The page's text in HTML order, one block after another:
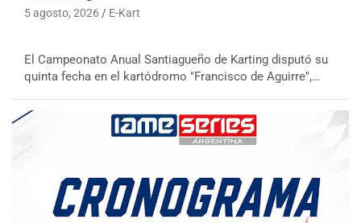
5 agosto, 2026 E-Kart
El Campeonato Anual Santiagueño de Karting disputó su
quinta fecha en el kartódromo "Francisco de Aguirre",…